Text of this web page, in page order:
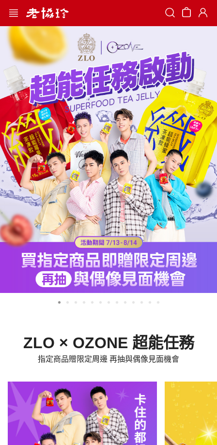
Search
ZLO × OZONE 超能任務
指定商品贈限定周邊 再抽與偶像見面機會